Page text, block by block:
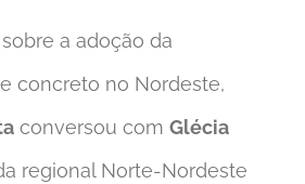
a adoção da
concreto no Nordeste,
conversou com Glécia
regional Norte-Nordeste